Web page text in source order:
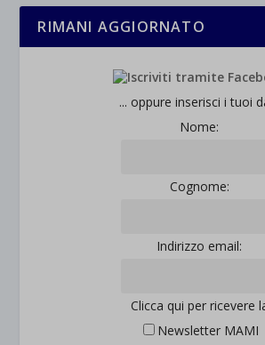
RIMANI AGGIORNATO
... oppure inserisci i tuoi
Nome:
Cognome:
Indirizzo email:
Clicca qui per ricevere
Newsletter MAMI
wp-settings-time-*
_ga_*
jetpackState[message]
esplicitamente categorizzati.